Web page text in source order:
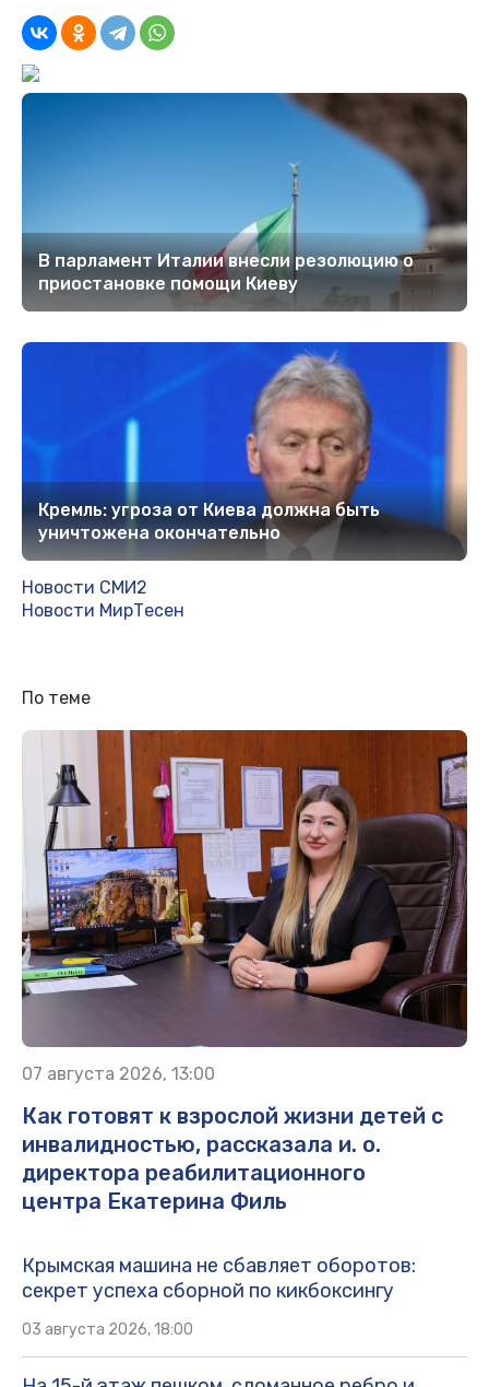
В парламент Италии внесли резолюцию о
приостановке помощи Киеву
Кремль: угроза от Киева должна быть
уничтожена окончательно
Новости СМИ2
Новости МирТесен
По теме
07 августа 2026, 13:00
Как готовят к взрослой жизни детей с
инвалидностью, рассказала и. о.
директора реабилитационного
центра Екатерина Филь
Крымская машина не сбавляет оборотов:
секрет успеха сборной по кикбоксингу
03 августа 2026, 18:00